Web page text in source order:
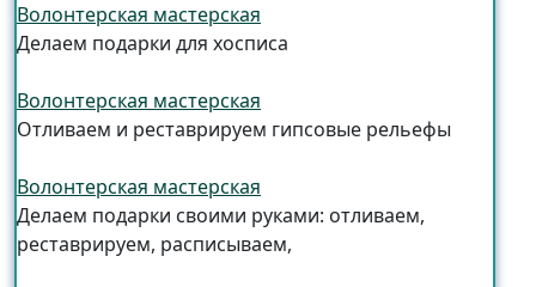
Волонтерская мастерская
Делаем подарки для хосписа
Волонтерская мастерская
Отливаем и реставрируем гипсовые рельефы
Волонтерская мастерская
Делаем подарки своими руками: отливаем,
реставрируем, расписываем,